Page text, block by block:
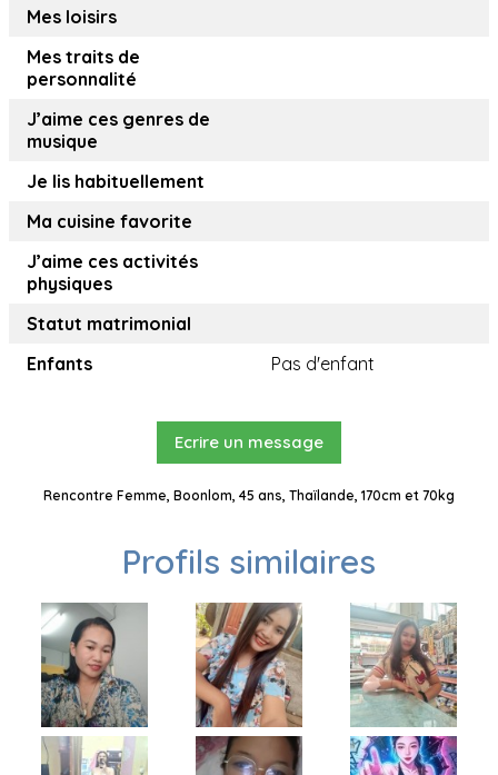
Mes loisirs
Mes traits de
personnalité
J’aime ces genres de
musique
Je lis habituellement
Ma cuisine favorite
J’aime ces activités
physiques
Statut matrimonial
Enfants
Pas d'enfant
Ecrire un message
Rencontre Femme, Boonlom, 45 ans, Thaïlande, 170cm et 70kg
Profils similaires